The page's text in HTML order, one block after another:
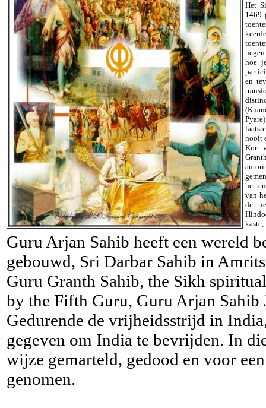
Het
1469
hoe
en
nooit
Kort
het
van
de
kaste,
Guru Arjan Sahib heeft een wereld
gebouwd, Sri Darbar Sahib in
Guru Granth Sahib, the Sikh
by the Fifth Guru, Guru Arjan Sahib
Gedurende de vrijheidsstrijd in
gegeven om India te bevrijden. In
wijze gemarteld, gedood en voor
genomen.